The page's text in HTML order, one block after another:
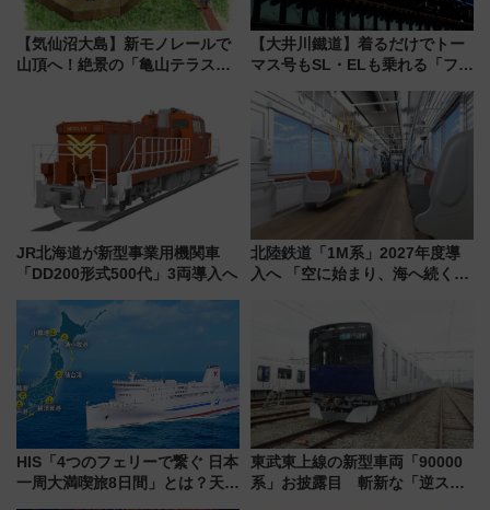
【気仙沼大島】新モノレールで
山頂へ！絶景の「亀山テラス
暇村のお得な日帰りプランも登
【大井川鐵道】着るだけでトー
マス号もSL・ELも乗れる「フリ
受注販売
JR北海道が新型事業用機関車
「DD200形式500代」3両導入へ
北陸鉄道「1M系」2027年度導
入へ 「空に始まり、海へ続く」
HIS「4つのフェリーで繋ぐ 日本
一周大満喫旅8日間」とは？天橋
東武東上線の新型車両「90000
系」お披露目 斬新な「逆スラ